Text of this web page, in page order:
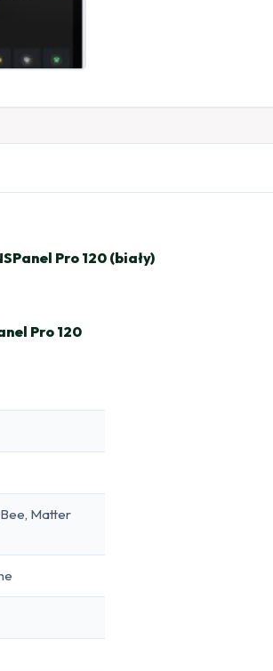
Pro 120 (biały)
Pro 120
Matter